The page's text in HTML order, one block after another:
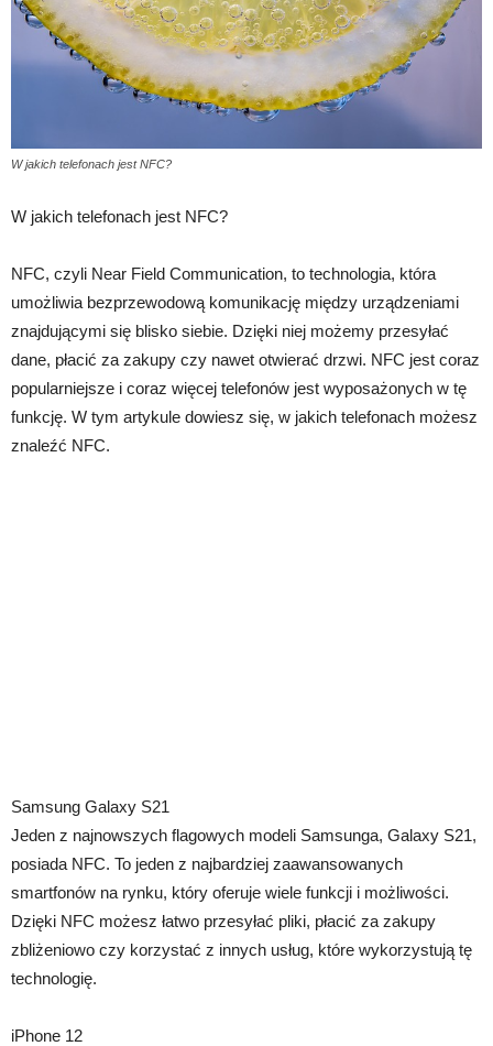
W jakich telefonach jest NFC?
W jakich telefonach jest NFC?
NFC, czyli Near Field Communication, to technologia, która
umożliwia bezprzewodową komunikację między urządzeniami
znajdującymi się blisko siebie. Dzięki niej możemy przesyłać
dane, płacić za zakupy czy nawet otwierać drzwi. NFC jest coraz
popularniejsze i coraz więcej telefonów jest wyposażonych w tę
funkcję. W tym artykule dowiesz się, w jakich telefonach możesz
znaleźć NFC.
Samsung Galaxy S21
Jeden z najnowszych flagowych modeli Samsunga, Galaxy S21,
posiada NFC. To jeden z najbardziej zaawansowanych
smartfonów na rynku, który oferuje wiele funkcji i możliwości.
Dzięki NFC możesz łatwo przesyłać pliki, płacić za zakupy
zbliżeniowo czy korzystać z innych usług, które wykorzystują tę
technologię.
iPhone 12